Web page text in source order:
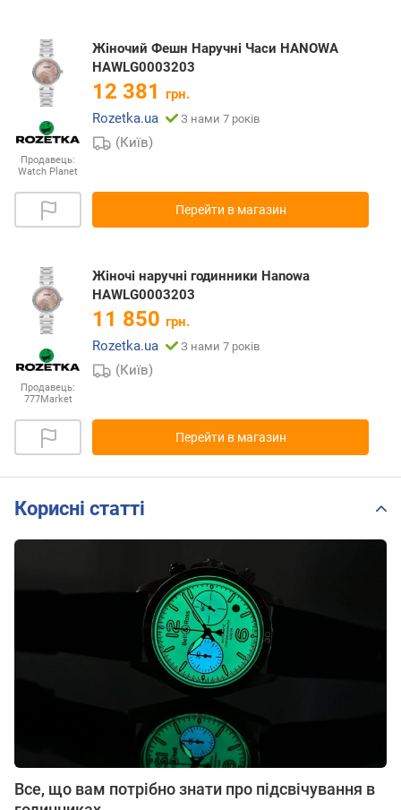
Продавець:
Watch Planet
Жіночий Фешн Наручні Часи HANOWA
HAWLG0003203
12 381 грн.
Rozetka.ua
З нами 7 років
(Київ)
Перейти в магазин
Продавець:
777Market
Жіночі наручні годинники Hanowa
HAWLG0003203
11 850 грн.
Rozetka.ua
З нами 7 років
(Київ)
Перейти в магазин
Корисні статті
Все, що вам потрібно знати про підсвічування в